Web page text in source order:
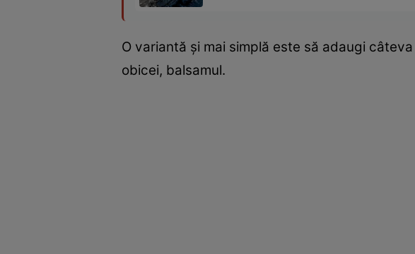
O variantă şi mai simplă este să adaugi
obicei, balsamul.